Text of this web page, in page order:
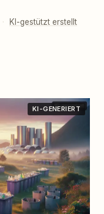
· KI-gestützt erstellt
KI-GENERIERT